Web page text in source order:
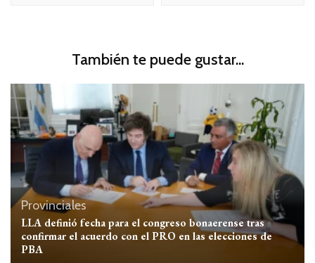
También te puede gustar...
Provinciales
LLA definió fecha para el congreso bonaerense tras
confirmar el acuerdo con el PRO en las elecciones de
PBA